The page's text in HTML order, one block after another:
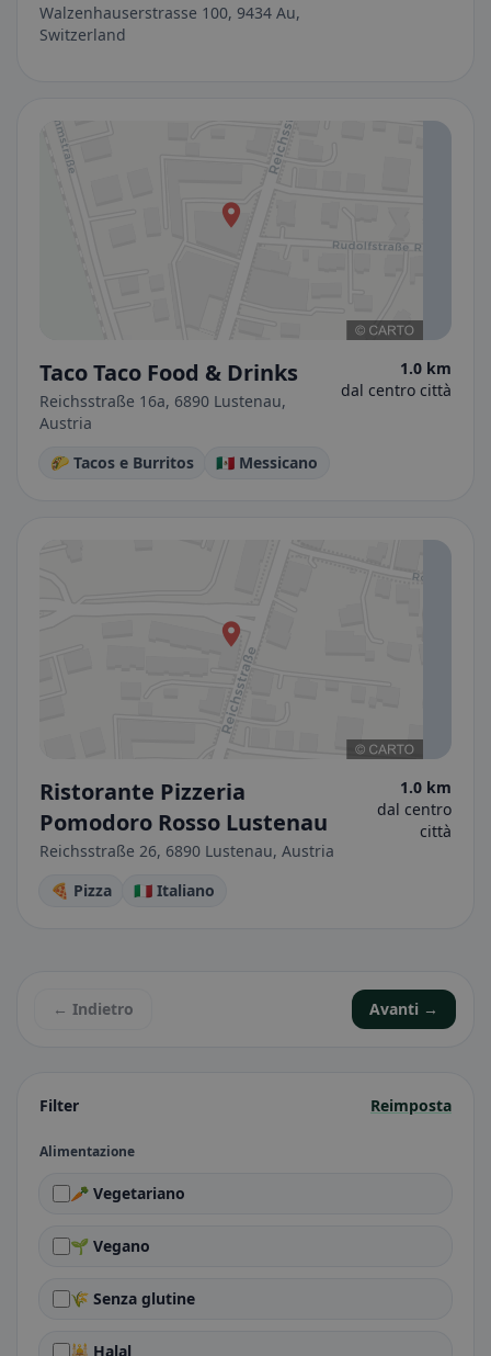
Filter Reimposta
Alimentazione
🥕 Vegetariano
🌱 Vegano
🌾 Senza glutine
🕌 Halal
Walzenhauserstrasse 100, 9434 Au,
Switzerland
Taco Taco Food & Drinks
Reichsstraße 16a, 6890 Lustenau,
Austria
1.0 km
dal centro città
🌮 Tacos e Burritos 🇲🇽 Messicano
Ristorante Pizzeria
Pomodoro Rosso Lustenau
Reichsstraße 26, 6890 Lustenau, Austria
1.0 km
dal centro
città
🍕 Pizza 🇮🇹 Italiano
← Indietro Avanti →